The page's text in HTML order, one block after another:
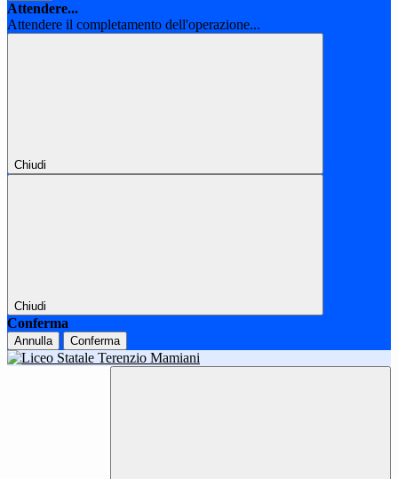
Attendere...
Attendere il completamento dell'operazione...
Chiudi
Chiudi
Conferma
Annulla Conferma